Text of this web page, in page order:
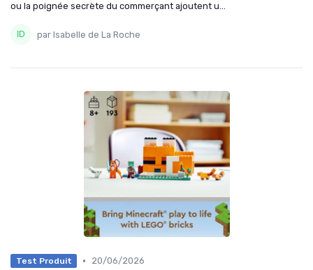
ou la poignée secrète du commerçant ajoutent u...
par Isabelle de La Roche
Test Produit • 20/06/2026